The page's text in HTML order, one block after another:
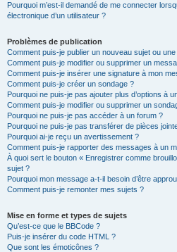
Pourquoi m’est-il demandé de me connecter
électronique d’un utilisateur ?
Problèmes de publication
Comment puis-je publier un nouveau sujet ou
Comment puis-je modifier ou supprimer un
Comment puis-je insérer une signature à mon
Comment puis-je créer un sondage ?
Pourquoi ne puis-je pas ajouter plus d’options à
Comment puis-je modifier ou supprimer un
Pourquoi ne puis-je pas accéder à un forum ?
Pourquoi ne puis-je pas transférer de pièces
Pourquoi ai-je reçu un avertissement ?
Comment puis-je rapporter des messages à un
À quoi sert le bouton « Enregistrer comme
sujet ?
Pourquoi mon message a-t-il besoin d’être
Comment puis-je remonter mes sujets ?
Mise en forme et types de sujets
Qu’est-ce que le BBCode ?
Puis-je insérer du code HTML ?
Que sont les émoticônes ?